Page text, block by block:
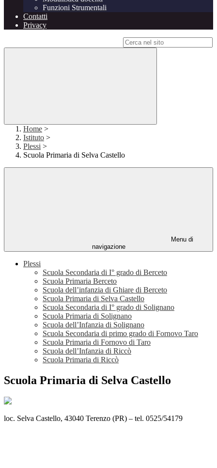
Funzioni Strumentali
Contatti
Privacy
Home >
Istituto >
Plessi >
Scuola Primaria di Selva Castello
Menu di
navigazione
Plessi
Scuola Secondaria di I° grado di Berceto
Scuola Primaria Berceto
Scuola dell’infanzia di Ghiare di Berceto
Scuola Primaria di Selva Castello
Scuola Secondaria di I° grado di Solignano
Scuola Primaria di Solignano
Scuola dell’Infanzia di Solignano
Scuola Secondaria di primo grado di Fornovo Taro
Scuola Primaria di Fornovo di Taro
Scuola dell’Infanzia di Riccò
Scuola Primaria di Riccò
Scuola Primaria di Selva Castello
loc. Selva Castello, 43040 Terenzo (PR) – tel. 0525/54179